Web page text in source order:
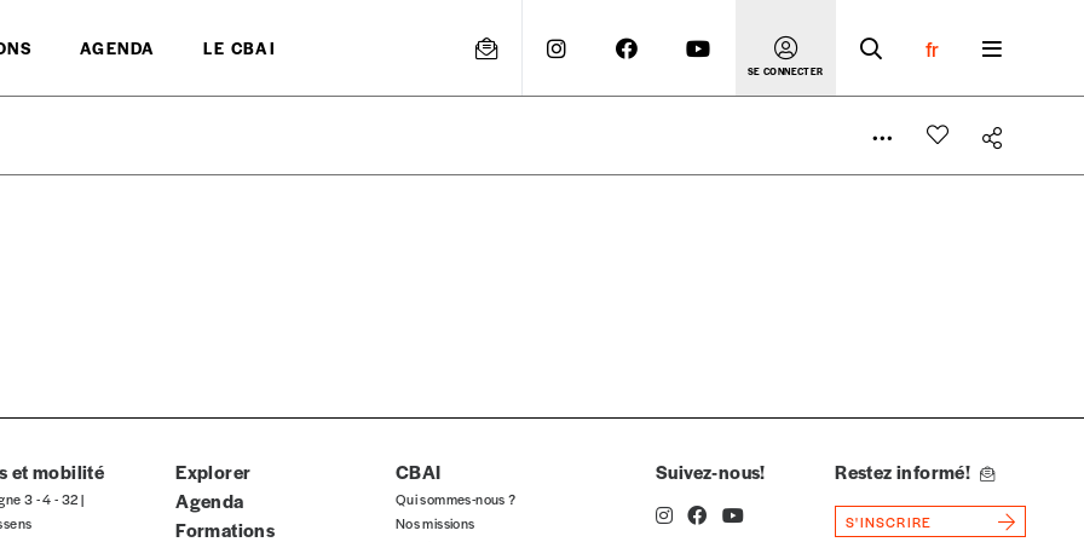
AGENDA LE CBAI
SE CONNECTER
fr
indicatif. De cette manière, vous soutenez le travail de l’équipe de rédaction selon vos moyens et vos motivations.
et mobilité
3 - 4 - 32 |
Explorer
Agenda
Formations
CBAI
Qui sommes-nous ?
Nos missions
Suivez-nous! Restez informé!
S'INSCRIRE